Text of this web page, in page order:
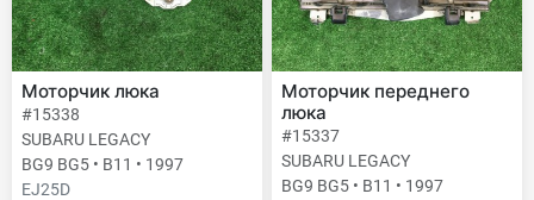
Моторчик люка
#15338
SUBARU LEGACY
BG9 BG5 • B11 • 1997
EJ25D
Моторчик переднего
люка
#15337
SUBARU LEGACY
BG9 BG5 • B11 • 1997